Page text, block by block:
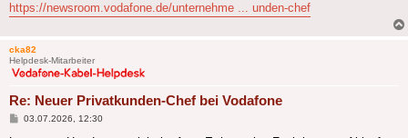
https://newsroom.vodafone.de/unternehme ... unden-chef
cka82
Helpdesk-Mitarbeiter
Re: Neuer Privatkunden-Chef bei Vodafone
Beitrag
03.07.2026, 12:30